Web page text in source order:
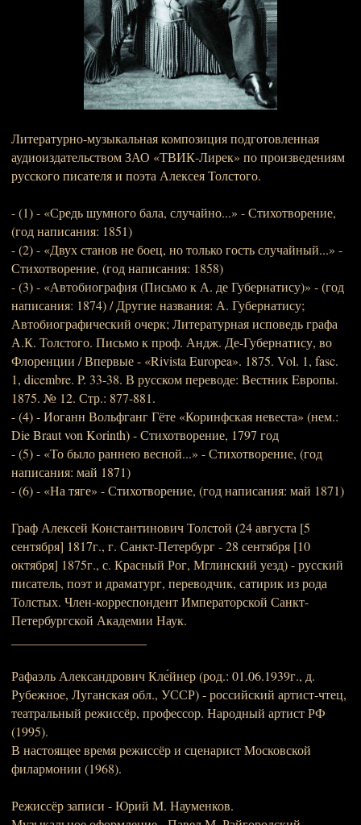
Литературно-музыкальная композиция подготовленная
аудиоиздательством ЗАО «ТВИК-Лирек» по произведениям
русского писателя и поэта Алексея Толстого.
- (1) - «Средь шумного бала, случайно...» - Стихотворение,
(год написания: 1851)
- (2) - «Двух станов не боец, но только гость случайный...» -
Стихотворение, (год написания: 1858)
- (3) - «Автобиография (Письмо к А. де Губернатису)» - (год
написания: 1874) / Другие названия: А. Губернатису;
Автобиографический очерк; Литературная исповедь графа
А.К. Толстого. Письмо к проф. Андж. Де-Губернатису, во
Флоренции / Впервые - «Rivista Europea». 1875. Vol. 1, fasc.
1, dicembre. P. 33-38. В русском переводе: Bестник Eвропы.
1875. № 12. Стр.: 877-881.
- (4) - Иоганн Вольфганг Гёте «Коринфская невеста» (нем.:
Die Braut von Korinth) - Стихотворение, 1797 год
- (5) - «То было раннею весной...» - Стихотворение, (год
написания: май 1871)
- (6) - «На тяге» - Стихотворение, (год написания: май 1871)
Граф Алексей Константинович Толстой (24 августа [5
сентября] 1817г., г. Санкт-Петербург - 28 сентября [10
октября] 1875г., с. Красный Рог, Мглинский уезд) - русский
писатель, поэт и драматург, переводчик, сатирик из рода
Толстых. Член-корреспондент Императорской Санкт-
Петербургской Академии Наук.
Рафаэль Александрович Кле́йнер (род.: 01.06.1939г., д.
Рубежное, Луганская обл., УССР) - российский артист-чтец,
театральный режиссёр, профессор. Народный артист РФ
(1995).
В настоящее время режиссёр и сценарист Московской
филармонии (1968).
Режиссёр записи - Юрий М. Науменков.